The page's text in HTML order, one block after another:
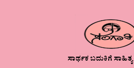
ಸಾರ್ಥಕ ಬದುಕಿಗೆ